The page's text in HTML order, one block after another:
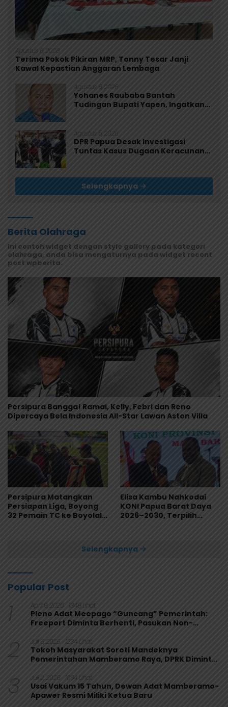
Agustus 6, 2026
Terima Pokok Pikiran MRP, Tonny Tesar Janji
Kawal Kepastian Anggaran Lembaga
Agustus 6, 2026
Yohanes Raubaba Bantah
Tudingan Bupati Yapen, Ingatkan
Agustus 5, 2026
DPR Papua Desak Investigasi
Tuntas Kasus Dugaan Keracunan
Selengkapnya
Berita Olahraga
Ini contoh widget dengan style gallery pada kategori
olahraga, anda bisa mengaturnya pada widget recent
post wpberita.
Persipura Bangga! Ramai, Kelly, Febri dan Reno
Dipercaya Bela Indonesia All-Star Lawan Aston Villa
Persipura Matangkan
Persiapan Liga, Boyong
32 Pemain TC ke Boyolali
Elisa Kambu Nahkodai
KONI Papua Barat Daya
2026–2030, Terpilih
Selengkapnya
Popular Post
1 April 9, 2026 1348 Lihat
Pleno Adat Meepago “Guncang” Pemerintah:
Freeport Diminta Berhenti, Pasukan Non-
2 Juli 6, 2026 1234 Lihat
Tokoh Masyarakat Soroti Mandeknya
Pemerintahan Mamberamo Raya, DPRK Diminta
3 Juli 2, 2026 1064 Lihat
Usai Vakum 15 Tahun, Dewan Adat Mamberamo-
Apawer Resmi Miliki Ketua Baru